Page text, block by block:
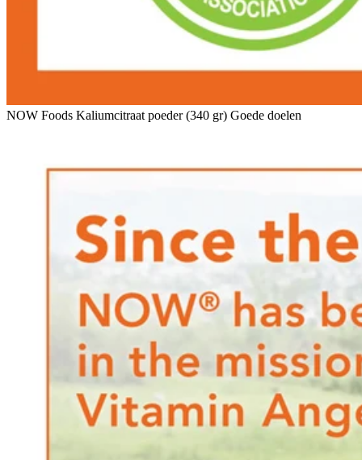
NOW Foods Kaliumcitraat poeder (340 gr) Goede doelen